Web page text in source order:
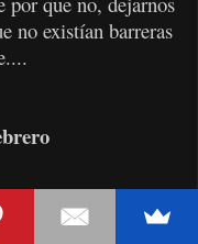
no existían barreras